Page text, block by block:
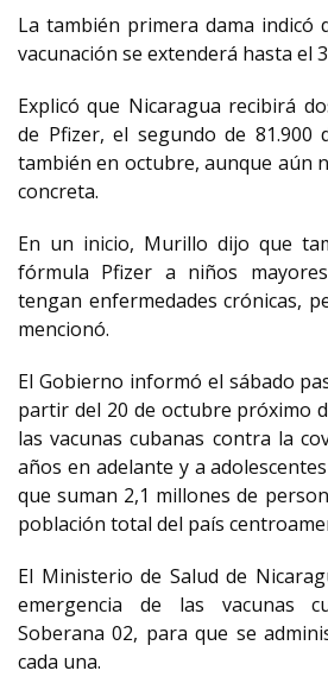
La también primera dama indicó
vacunación se extenderá hasta el
Explicó que Nicaragua recibirá
de Pfizer, el segundo de 81.900
también en octubre, aunque aún
concreta.
En un inicio, Murillo dijo que
fórmula Pfizer a niños
tengan enfermedades crónicas,
mencionó.
El Gobierno informó el sábado
partir del 20 de octubre próximo
las vacunas cubanas contra la
años en adelante y a
que suman 2,1 millones de
población total del país
El Ministerio de Salud de
emergencia de las vacunas
Soberana 02, para que se
cada una.